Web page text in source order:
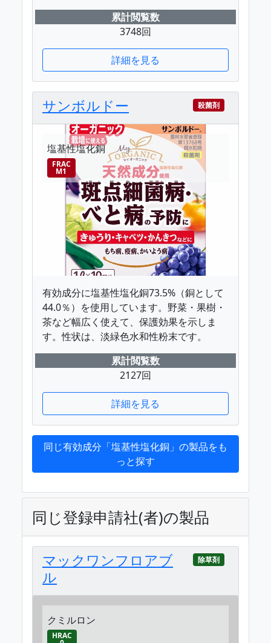
累計閲覧数
3748回
詳細を見る
サンボルドー 殺菌剤
塩基性塩化銅
FRAC
M1
有効成分に塩基性塩化銅73.5%（銅として
44.0％）を使用しています。野菜・果樹・
茶など幅広く使えて、保護効果を示しま
す。性状は、淡緑色水和性粉末です。
累計閲覧数
2127回
詳細を見る
同じ有効成分「塩基性塩化銅」の製品をも
っと探す
同じ登録申請社(者)の製品
マックワンフロアブ
ル
除草剤
クミルロン
HRAC